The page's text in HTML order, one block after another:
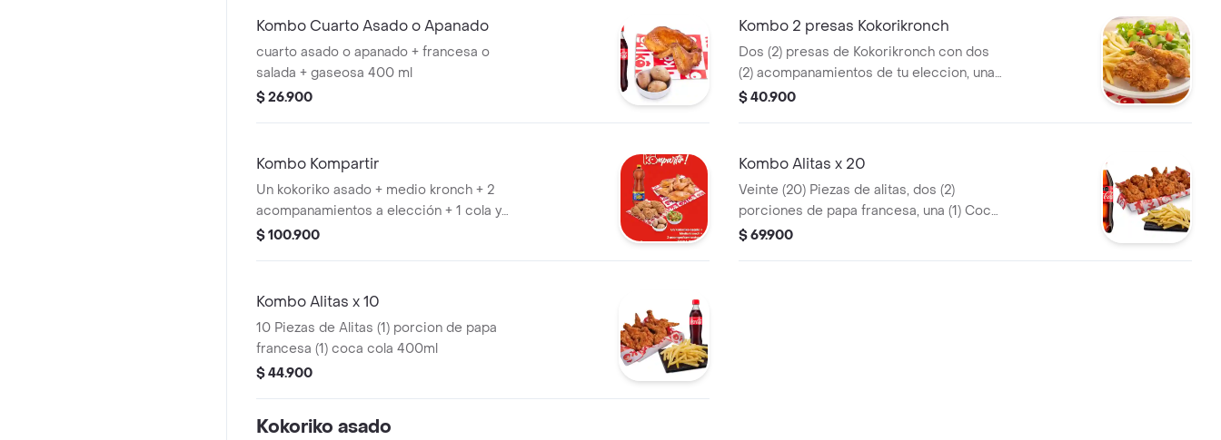
Kombo Cuarto Asado o Apanado
cuarto asado o apanado + francesa o
salada + gaseosa 400 ml
$ 26.900
Kombo 2 presas Kokorikronch
Dos (2) presas de Kokorikronch con dos
(2) acompanamientos de tu eleccion, una
(1) Coca Cola 400 ml y 1 und de miel
$ 40.900
Kombo Kompartir
Un kokoriko asado + medio kronch + 2
acompanamientos a elección + 1 cola y
pola 1.5 Ltros
$ 100.900
Kombo Alitas x 20
Veinte (20) Piezas de alitas, dos (2)
porciones de papa francesa, una (1) Coca
cola 1.5 lt,1 opción salsa alitas y 2 und de
$ 69.900
Kombo Alitas x 10
10 Piezas de Alitas (1) porcion de papa
francesa (1) coca cola 400ml
$ 44.900
Kokoriko asado